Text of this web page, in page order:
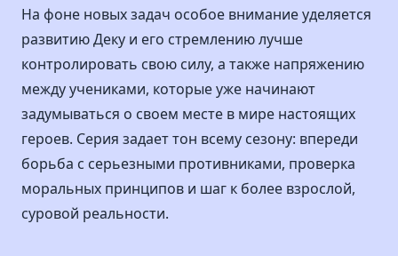
На фоне новых задач особое внимание уделяется
развитию Деку и его стремлению лучше
контролировать свою силу, а также напряжению
между учениками, которые уже начинают
задумываться о своем месте в мире настоящих
героев. Серия задает тон всему сезону: впереди
борьба с серьезными противниками, проверка
моральных принципов и шаг к более взрослой,
суровой реальности.